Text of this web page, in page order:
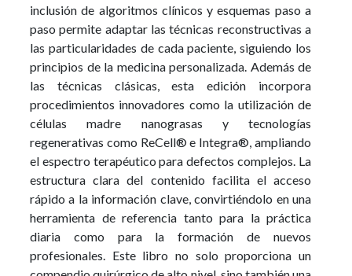
inclusión de algoritmos clínicos y esquemas paso a
paso permite adaptar las técnicas reconstructivas a
las particularidades de cada paciente, siguiendo los
principios de la medicina personalizada. Además de
las técnicas clásicas, esta edición incorpora
procedimientos innovadores como la utilización de
células madre nanograsas y tecnologías
regenerativas como ReCell® e Integra®, ampliando
el espectro terapéutico para defectos complejos. La
estructura clara del contenido facilita el acceso
rápido a la información clave, convirtiéndolo en una
herramienta de referencia tanto para la práctica
diaria como para la formación de nuevos
profesionales. Este libro no solo proporciona un